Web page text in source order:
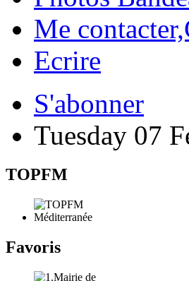
Me
Ecrire
S'abonner
Tuesday 07
TOPFM
Favoris